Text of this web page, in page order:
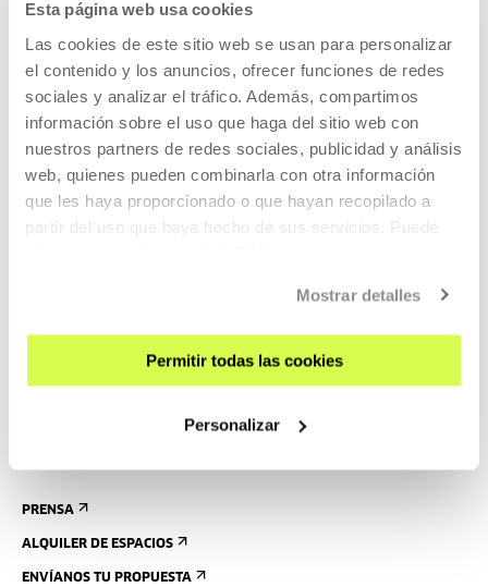
Esta página web usa cookies
Las cookies de este sitio web se usan para personalizar
el contenido y los anuncios, ofrecer funciones de redes
sociales y analizar el tráfico. Además, compartimos
información sobre el uso que haga del sitio web con
nuestros partners de redes sociales, publicidad y análisis
web, quienes pueden combinarla con otra información
que les haya proporcionado o que hayan recopilado a
partir del uso que haya hecho de sus servicios. Puede
Mostrar detalles
Permitir todas las cookies
Personalizar
AGENDA
VISÍTANOS
PRENSA
ALQUILER DE ESPACIOS
ENVÍANOS TU PROPUESTA